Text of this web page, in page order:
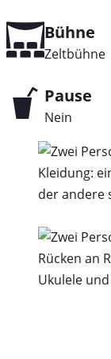
Bühne
Zeltbühne
Pause
Nein